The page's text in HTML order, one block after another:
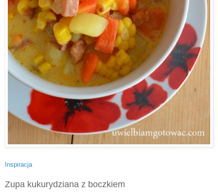
Inspiracja
Zupa kukurydziana z boczkiem